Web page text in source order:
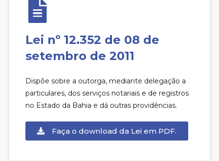
Lei nº 12.352 de 08 de
setembro de 2011
Dispõe sobre a outorga, mediante delegação a
particulares, dos serviços notariais e de registros
no Estado da Bahia e dá outras providências.
Faça o download da Lei em PDF.